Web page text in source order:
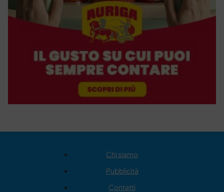
Chi siamo
Pubblicità
Contatti